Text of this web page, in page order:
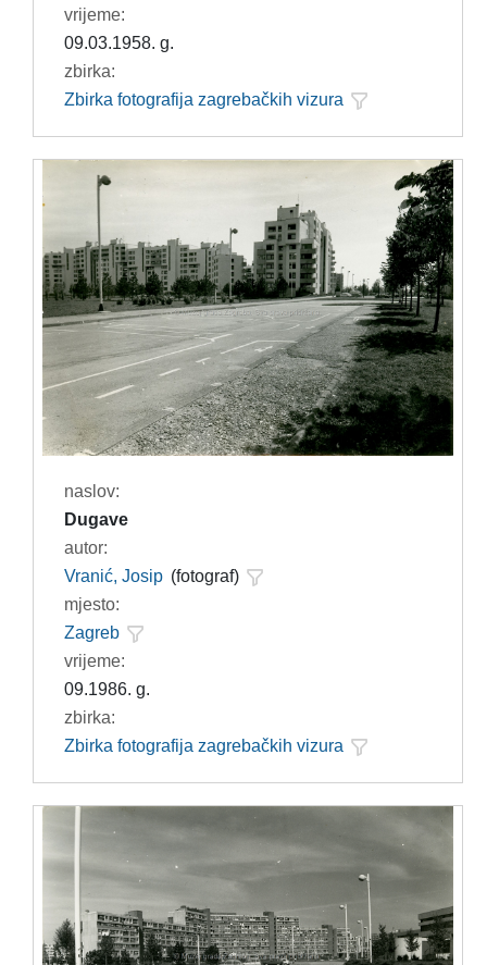
vrijeme:
09.03.1958. g.
zbirka:
Zbirka fotografija zagrebačkih vizura
naslov:
Dugave
autor:
Vranić, Josip (fotograf)
mjesto:
Zagreb
vrijeme:
09.1986. g.
zbirka:
Zbirka fotografija zagrebačkih vizura